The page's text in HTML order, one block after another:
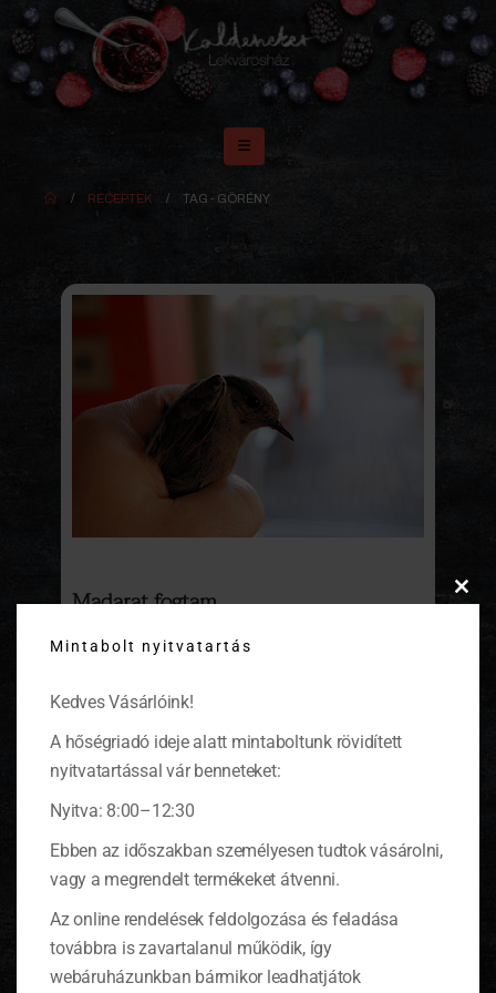
RECEPTEK TAG - GÖRÉNY
Madarat fogtam…
Ne gondoljátok, hogy egyedül élek. Vannak
csiripeléssel, füttyel ébresztenek. Ők az én
KOSÁR
0 ITEMS
Mintabolt nyitvatartás
Kedves Vásárlóink!
A hőségriadó ideje alatt mintaboltunk rövidített
nyitvatartással vár benneteket:
Nyitva: 8:00–12:30
Ebben az időszakban személyesen tudtok vásárolni,
vagy a megrendelt termékeket átvenni.
Az online rendelések feldolgozása és feladása
továbbra is zavartalanul működik, így
webáruházunkban bármikor leadhatjátok